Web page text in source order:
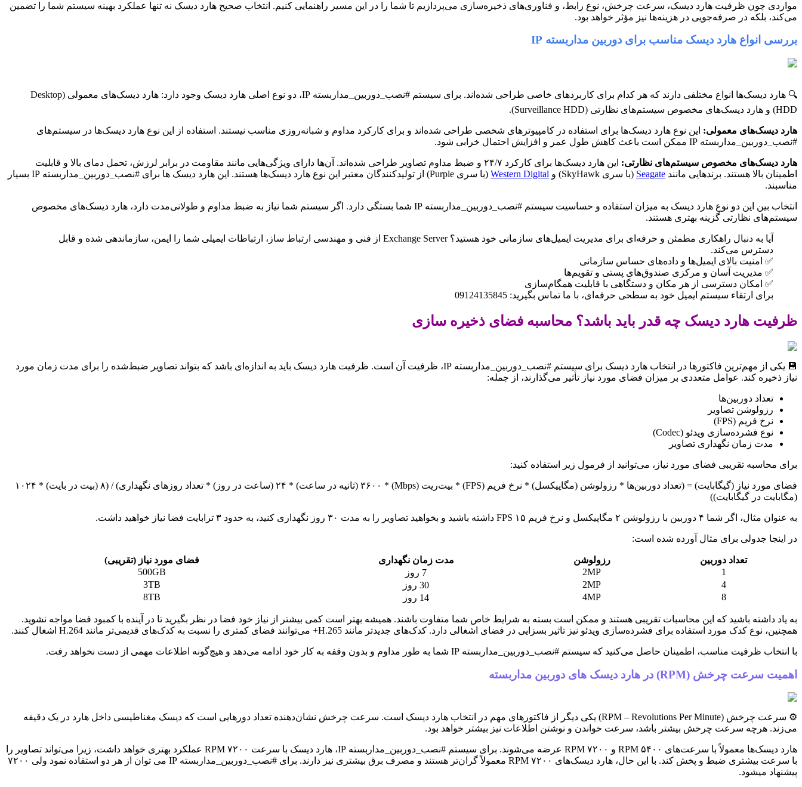
مواردی چون ظرفیت هارد دیسک، سرعت چرخش، نوع رابط، و فناوری‌های ذخیره‌سازی می‌پردازیم تا شما را در این مسیر راهنمایی کنیم. انتخاب صحیح هارد دیسک نه تنها عملکرد بهینه سیستم شما را تضمین
می‌کند، بلکه در صرفه‌جویی در هزینه‌ها نیز مؤثر خواهد بود.
بررسی انواع هارد دیسک مناسب برای دوربین مداربسته IP
🔍 هارد دیسک‌ها انواع مختلفی دارند که هر کدام برای کاربردهای خاصی طراحی شده‌اند. برای سیستم #نصب_دوربین_مداربسته IP، دو نوع اصلی هارد دیسک وجود دارد: هارد دیسک‌های معمولی (Desktop
HDD) و هارد دیسک‌های مخصوص سیستم‌های نظارتی (Surveillance HDD).
هارد دیسک‌های معمولی: این نوع هارد دیسک‌ها برای استفاده در کامپیوترهای شخصی طراحی شده‌اند و برای کارکرد مداوم و شبانه‌روزی مناسب نیستند. استفاده از این نوع هارد دیسک‌ها در سیستم‌های
#نصب_دوربین_مداربسته IP ممکن است باعث کاهش طول عمر و افزایش احتمال خرابی شود.
هارد دیسک‌های مخصوص سیستم‌های نظارتی:
این هارد دیسک‌ها برای کارکرد ۲۴/۷ و ضبط مداوم تصاویر طراحی شده‌اند. آن‌ها دارای ویژگی‌هایی مانند مقاومت در برابر لرزش، تحمل دمای بالا و قابلیت
اطمینان بالا هستند. برندهایی مانند Seagate (با سری SkyHawk) و Western Digital
(با سری Purple) از تولیدکنندگان معتبر این نوع هارد دیسک‌ها هستند. این هارد دیسک ها برای #نصب_دوربین_مداربسته IP بسیار
مناسبند.
انتخاب بین این دو نوع هارد دیسک به میزان استفاده و حساسیت سیستم #نصب_دوربین_مداربسته IP شما بستگی دارد. اگر سیستم شما نیاز به ضبط مداوم و طولانی‌مدت دارد، هارد دیسک‌های مخصوص
سیستم‌های نظارتی گزینه بهتری هستند.
آیا به دنبال راهکاری مطمئن و حرفه‌ای برای مدیریت ایمیل‌های سازمانی خود هستید؟ Exchange Server از فنی و مهندسی ارتباط ساز، ارتباطات ایمیلی شما را ایمن، سازماندهی شده و قابل
دسترس می‌کند.
✅ امنیت بالای ایمیل‌ها و داده‌های حساس سازمانی
✅ مدیریت آسان و مرکزی صندوق‌های پستی و تقویم‌ها
✅ امکان دسترسی از هر مکان و دستگاهی با قابلیت همگام‌سازی
برای ارتقاء سیستم ایمیل خود به سطحی حرفه‌ای، با ما تماس بگیرید: 09124135845
ظرفیت هارد دیسک چه قدر باید باشد؟ محاسبه فضای ذخیره سازی
💾 یکی از مهم‌ترین فاکتورها در انتخاب هارد دیسک برای سیستم #نصب_دوربین_مداربسته IP، ظرفیت آن است. ظرفیت هارد دیسک باید به اندازه‌ای باشد که بتواند تصاویر ضبط‌شده را برای مدت زمان مورد
نیاز ذخیره کند. عوامل متعددی بر میزان فضای مورد نیاز تأثیر می‌گذارند، از جمله:
تعداد دوربین‌ها
رزولوشن تصاویر
نرخ فریم (FPS)
نوع فشرده‌سازی ویدئو (Codec)
مدت زمان نگهداری تصاویر
برای محاسبه تقریبی فضای مورد نیاز، می‌توانید از فرمول زیر استفاده کنید:
فضای مورد نیاز (گیگابایت) = (تعداد دوربین‌ها * رزولوشن (مگاپیکسل) * نرخ فریم (FPS) * بیت‌ریت (Mbps) * ۳۶۰۰ (ثانیه در ساعت) * ۲۴ (ساعت در روز) * تعداد روزهای نگهداری) / (۸ (بیت در بایت) * ۱۰۲۴
(مگابایت در گیگابایت))
به عنوان مثال، اگر شما ۴ دوربین با رزولوشن ۲ مگاپیکسل و نرخ فریم ۱۵ FPS داشته باشید و بخواهید تصاویر را به مدت ۳۰ روز نگهداری کنید، به حدود ۳ ترابایت فضا نیاز خواهید داشت.
در اینجا جدولی برای مثال آورده شده است:
تعداد دوربین رزولوشن مدت زمان نگهداری
فضای مورد نیاز (تقریبی)
1
2MP 7 روز
500GB
4
2MP 30 روز
3TB
8
4MP 14 روز 8TB
به یاد داشته باشید که این محاسبات تقریبی هستند و ممکن است بسته به شرایط خاص شما متفاوت باشند. همیشه بهتر است کمی بیشتر از نیاز خود فضا در نظر بگیرید تا در آینده با کمبود فضا مواجه نشوید.
همچنین، نوع کدک مورد استفاده برای فشرده‌سازی ویدئو نیز تاثیر بسزایی در فضای اشغالی دارد. کدک‌های جدیدتر مانند H.265+ می‌توانند فضای کمتری را نسبت به کدک‌های قدیمی‌تر مانند H.264 اشغال کنند.
با انتخاب ظرفیت مناسب، اطمینان حاصل می‌کنید که سیستم #نصب_دوربین_مداربسته IP شما به طور مداوم و بدون وقفه به کار خود ادامه می‌دهد و هیچ‌گونه اطلاعات مهمی از دست نخواهد رفت.
اهمیت سرعت چرخش (RPM) در هارد دیسک های دوربین مداربسته
⚙️ سرعت چرخش (RPM – Revolutions Per Minute) یکی دیگر از فاکتورهای مهم در انتخاب هارد دیسک است. سرعت چرخش نشان‌دهنده تعداد دورهایی است که دیسک مغناطیسی داخل هارد در یک دقیقه
می‌زند. هرچه سرعت چرخش بیشتر باشد، سرعت خواندن و نوشتن اطلاعات نیز بیشتر خواهد بود.
هارد دیسک‌ها معمولاً با سرعت‌های ۵۴۰۰ RPM و ۷۲۰۰ RPM عرضه می‌شوند. برای سیستم #نصب_دوربین_مداربسته IP، هارد دیسک با سرعت ۷۲۰۰ RPM عملکرد بهتری خواهد داشت، زیرا می‌تواند تصاویر را
با سرعت بیشتری ضبط و پخش کند. با این حال، هارد دیسک‌های ۷۲۰۰ RPM معمولاً گران‌تر هستند و مصرف برق بیشتری نیز دارند. برای #نصب_دوربین_مداربسته IP می توان از هر دو استفاده نمود ولی ۷۲۰۰
پیشنهاد میشود.